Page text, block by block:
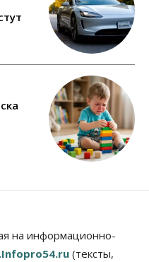
на информационно-
(тексты,